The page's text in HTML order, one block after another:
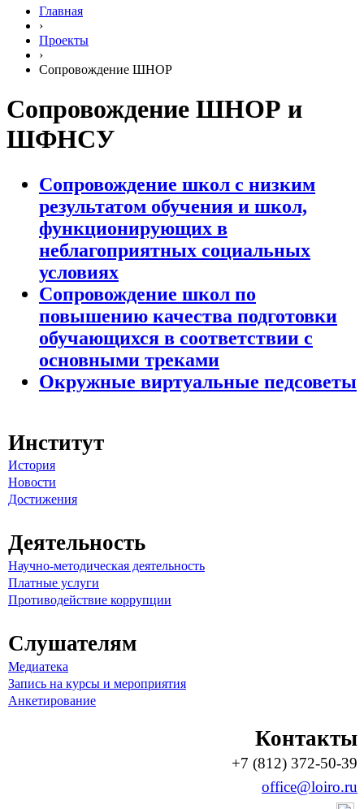
Главная
›
Проекты
›
Сопровождение ШНОР
Сопровождение ШНОР и
ШФНСУ
Сопровождение школ с низким
результатом обучения и школ,
функционирующих в
неблагоприятных социальных
условиях
Сопровождение школ по
повышению качества подготовки
обучающихся в соответствии с
основными треками
Окружные виртуальные педсоветы
Институт
История
Новости
Достижения
Деятельность
Научно-методическая деятельность
Платные услуги
Противодействие коррупции
Слушателям
Медиатека
Запись на курсы и мероприятия
Анкетирование
Контакты
+7 (812) 372-50-39
office@loiro.ru